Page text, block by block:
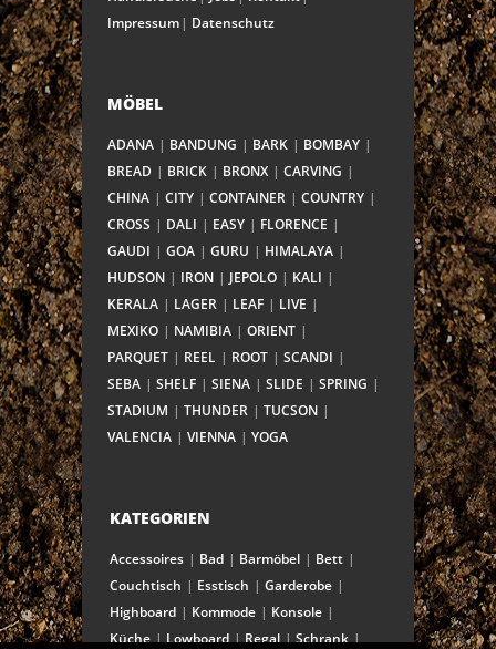
Impressum
Datenschutz
MÖBEL
ADANA BANDUNG BARK
BOMBAY
BREAD
BRICK BRONX
CARVING
CHINA
CITY CONTAINER
COUNTRY
CROSS
DALI EASY
FLORENCE
GAUDI
GOA GURU
HIMALAYA
HUDSON
IRON JEPOLO
KALI
KERALA
LAGER LEAF
LIVE
MEXIKO
NAMIBIA
ORIENT
PARQUET
REEL ROOT
SCANDI
SEBA
SHELF SIENA SLIDE
SPRING
STADIUM
THUNDER
TUCSON
VALENCIA
VIENNA YOGA
KATEGORIEN
Accessoires Bad Barmöbel
Bett
Couchtisch
Esstisch
Garderobe
Highboard
Kommode
Konsole
Küche
Lowboard Regal
Schrank